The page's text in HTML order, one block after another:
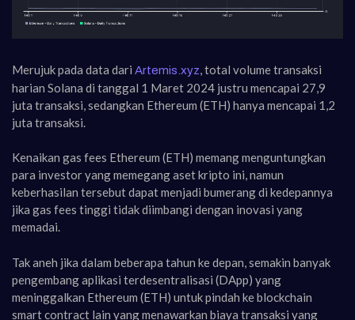
Merujuk pada data dari Artemis.xyz, total volume transaksi
harian Solana di tanggal 1 Maret 2024 justru mencapai 27,9
juta transaksi, sedangkan Ethereum (ETH) hanya mencapai 1,2
juta transaksi.
Kenaikan gas fees Ethereum (ETH) memang menguntungkan
para investor yang memegang aset kripto ini, namun
keberhasilan tersebut dapat menjadi bumerang di kedepannya
jika gas fees tinggi tidak diimbangi dengan inovasi yang
memadai.
Tak aneh jika dalam beberapa tahun ke depan, semakin banyak
pengembang aplikasi terdesentralisasi (DApp) yang
meninggalkan Ethereum (ETH) untuk pindah ke blockchain
smart contract lain yang menawarkan biaya transaksi yang